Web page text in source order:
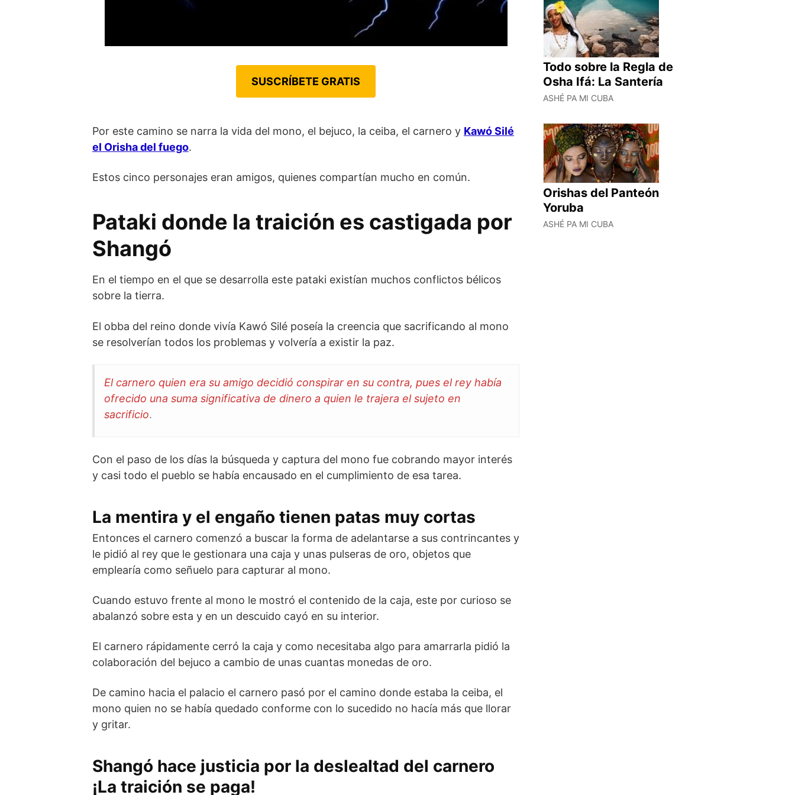
SUSCRÍBETE GRATIS
Por este camino se narra la vida del mono, el bejuco, la ceiba, el carnero y Kawó Silé
el Orisha del fuego.
Estos cinco personajes eran amigos, quienes compartían mucho en común.
Pataki donde la traición es castigada por
Shangó
En el tiempo en el que se desarrolla este pataki existían muchos conflictos bélicos
sobre la tierra.
El obba del reino donde vivía Kawó Silé poseía la creencia que sacrificando al mono
se resolverían todos los problemas y volvería a existir la paz.
El carnero quien era su amigo decidió conspirar en su contra, pues el rey había
ofrecido una suma significativa de dinero a quien le trajera el sujeto en
sacrificio.
Con el paso de los días la búsqueda y captura del mono fue cobrando mayor interés
y casi todo el pueblo se había encausado en el cumplimiento de esa tarea.
La mentira y el engaño tienen patas muy cortas
Entonces el carnero comenzó a buscar la forma de adelantarse a sus contrincantes y
le pidió al rey que le gestionara una caja y unas pulseras de oro, objetos que
emplearía como señuelo para capturar al mono.
Cuando estuvo frente al mono le mostró el contenido de la caja, este por curioso se
abalanzó sobre esta y en un descuido cayó en su interior.
El carnero rápidamente cerró la caja y como necesitaba algo para amarrarla pidió la
colaboración del bejuco a cambio de unas cuantas monedas de oro.
De camino hacia el palacio el carnero pasó por el camino donde estaba la ceiba, el
mono quien no se había quedado conforme con lo sucedido no hacía más que llorar
y gritar.
Shangó hace justicia por la deslealtad del carnero
¡La traición se paga!
Todo sobre la Regla de
Osha Ifá: La Santería
ASHÉ PA MI CUBA
Orishas del Panteón
Yoruba
ASHÉ PA MI CUBA